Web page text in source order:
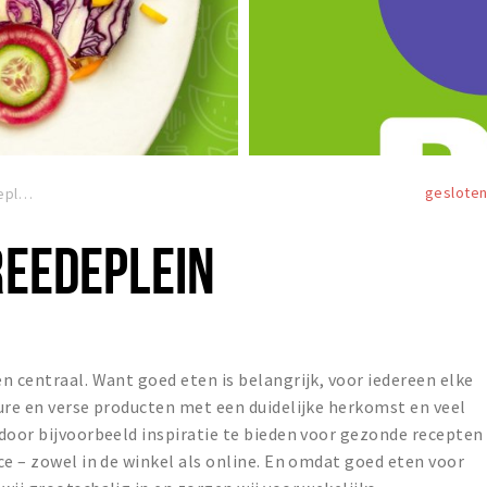
PLUS Pieter Vreedeplein gesloten
centraal. Want goed eten is belangrijk, voor iedereen elke
en verse producten met een duidelijke herkomst en veel
bijvoorbeeld inspiratie te bieden voor gezonde recepten
– zowel in de winkel als online. En omdat goed eten voor